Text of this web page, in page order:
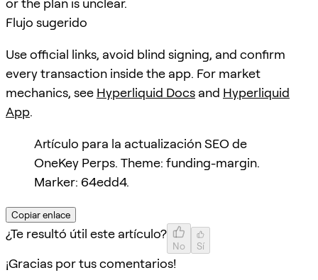
or the plan is unclear.
Flujo sugerido
Use official links, avoid blind signing, and confirm
every transaction inside the app. For market
mechanics, see Hyperliquid Docs and Hyperliquid
App.
Artículo para la actualización SEO de
OneKey Perps. Theme: funding-margin.
Marker: 64edd4.
Copiar enlace
¿Te resultó útil este artículo?
No Sí
¡Gracias por tus comentarios!